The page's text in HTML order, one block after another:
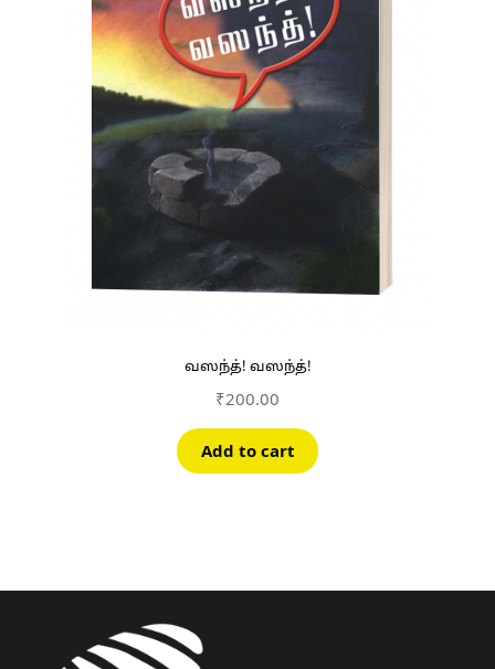
வஸந்த்! வஸந்த்!
₹200.00
Add to cart